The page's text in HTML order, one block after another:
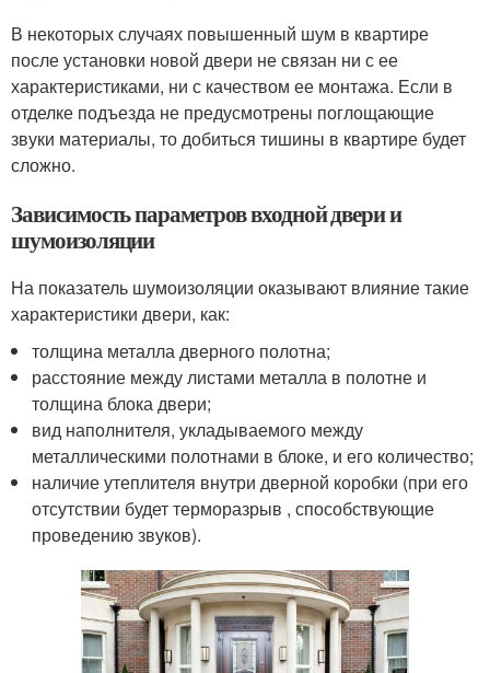
В некоторых случаях повышенный шум в квартире
после установки новой двери не связан ни с ее
характеристиками, ни с качеством ее монтажа. Если в
отделке подъезда не предусмотрены поглощающие
звуки материалы, то добиться тишины в квартире будет
сложно.
Зависимость параметров входной двери и
шумоизоляции
На показатель шумоизоляции оказывают влияние такие
характеристики двери, как:
толщина металла дверного полотна;
расстояние между листами металла в полотне и
толщина блока двери;
вид наполнителя, укладываемого между
металлическими полотнами в блоке, и его количество;
наличие утеплителя внутри дверной коробки (при его
отсутствии будет терморазрыв , способствующие
проведению звуков).